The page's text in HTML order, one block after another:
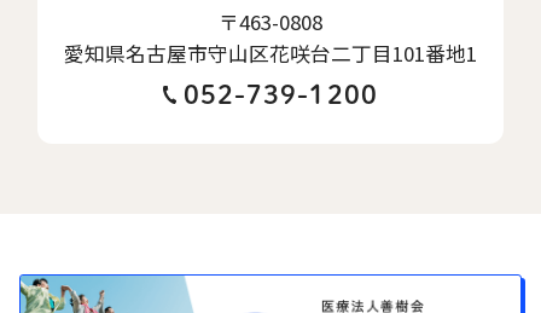
〒463-0808
愛知県名古屋市守山区花咲台二丁目101番地1
052-739-1200